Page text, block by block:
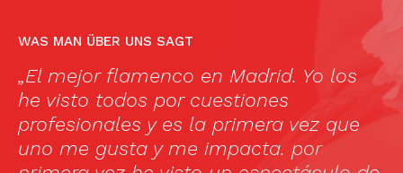
WAS MAN ÜBER UNS SAGT
„El mejor flamenco en Madrid. Yo los
he visto todos por cuestiones
profesionales y es la primera vez que
uno me gusta y me impacta. por